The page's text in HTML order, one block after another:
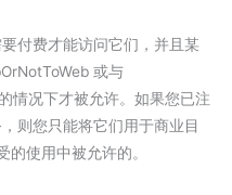
付费才能访问它们，并且某
或与
情况下才被允许。如果您已注
则您只能将它们用于商业目
使用中被允许的。